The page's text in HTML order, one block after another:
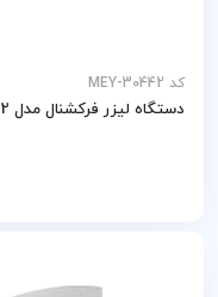
کد MEY-30442
دستگاه لیزر فرکشنال مدل Smart Xide2